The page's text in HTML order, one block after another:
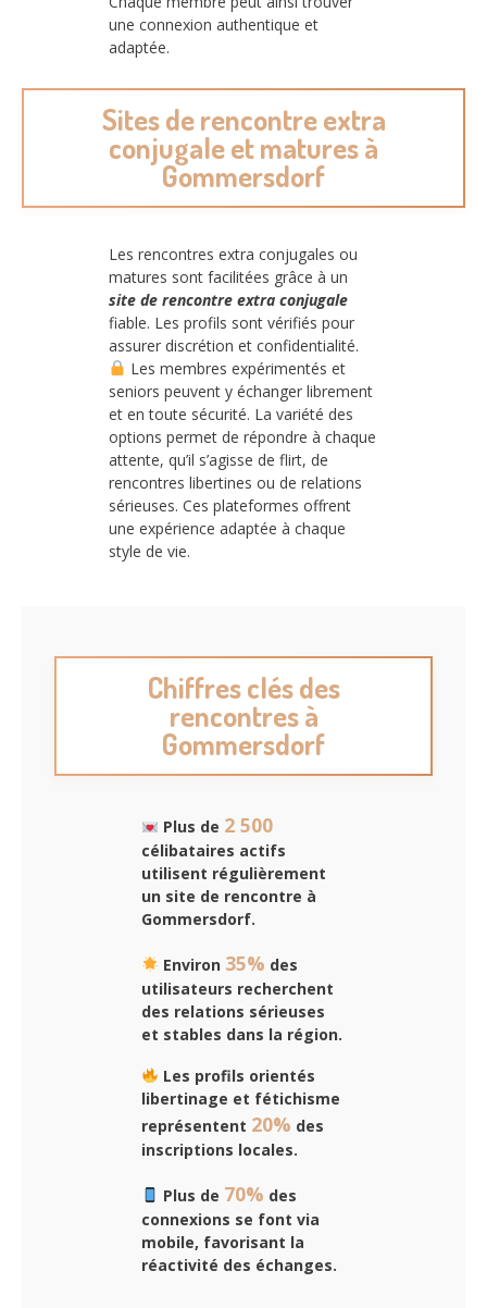
une connexion authentique et
adaptée.
Sites de rencontre extra
conjugale et matures à
Gommersdorf
Les rencontres extra conjugales ou
matures sont facilitées grâce à un
site de rencontre extra conjugale
fiable. Les profils sont vérifiés pour
assurer discrétion et confidentialité.
Les membres expérimentés et
seniors peuvent y échanger librement
et en toute sécurité. La variété des
options permet de répondre à chaque
attente, qu’il s’agisse de flirt, de
rencontres libertines ou de relations
sérieuses. Ces plateformes offrent
une expérience adaptée à chaque
style de vie.
Chiffres clés des
rencontres à
Gommersdorf
Plus de 2 500
célibataires actifs
utilisent régulièrement
un site de rencontre à
Gommersdorf.
Environ 35% des
utilisateurs recherchent
des relations sérieuses
et stables dans la région.
Les profils orientés
libertinage et fétichisme
représentent 20% des
inscriptions locales.
Plus de 70% des
connexions se font via
mobile, favorisant la
réactivité des échanges.